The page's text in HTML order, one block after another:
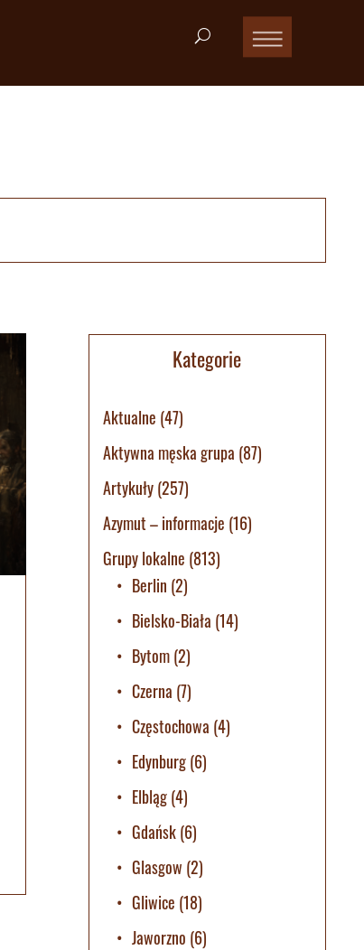
Kategorie
Aktualne (47)
Aktywna męska grupa (87)
Artykuły(257)
Azymut – informacje (16)
Grupy lokalne (813)
Berlin (2)
Bielsko-Biała (14)
Bytom(2)
Czerna (7)
Częstochowa (4)
Edynburg(6)
Elbląg(4)
Gdańsk(6)
Glasgow (2)
Gliwice (18)
Jaworzno (6)